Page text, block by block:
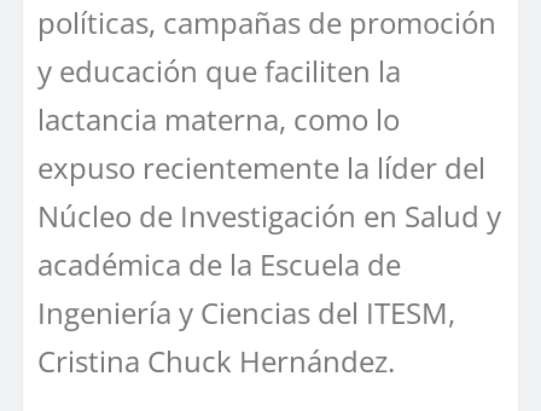
políticas, campañas de promoción
y educación que faciliten la
lactancia materna, como lo
expuso recientemente la líder del
Núcleo de Investigación en Salud y
académica de la Escuela de
Ingeniería y Ciencias del ITESM,
Cristina Chuck Hernández.